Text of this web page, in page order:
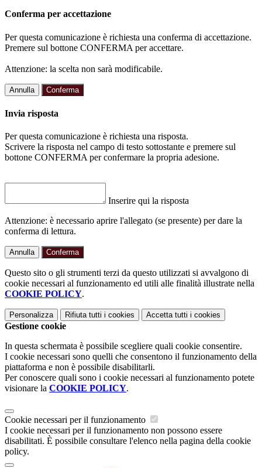
Conferma per accettazione
Per questa comunicazione è richiesta una conferma di accettazione.
Premere sul bottone CONFERMA per accettare.
Attenzione: la scelta non sarà modificabile.
Annulla Conferma
Invia risposta
Per questa comunicazione è richiesta una risposta.
Scrivere la risposta nel campo di testo sottostante e premere sul
bottone CONFERMA per confermare la propria adesione.
Inserire qui la risposta
Attenzione: è necessario aprire l'allegato (se presente) per dare la
conferma di lettura.
Annulla Conferma
Questo sito o gli strumenti terzi da questo utilizzati si avvalgono di
cookie necessari al funzionamento ed utili alle finalità illustrate nella
COOKIE POLICY.
Personalizza Rifiuta tutti i cookies Accetta tutti i cookies
Gestione cookie
In questa schermata è possibile scegliere quali cookie consentire.
I cookie necessari sono quelli che consentono il funzionamento della
piattaforma e non è possibile disabilitarli.
Per conoscere quali sono i cookie necessari al funzionamento potete
visionare la COOKIE POLICY.
Cookie necessari per il funzionamento
I cookie necessari per il funzionamento non possono essere
disabilitati. È possibile consultare l'elenco nella pagina della cookie
policy.